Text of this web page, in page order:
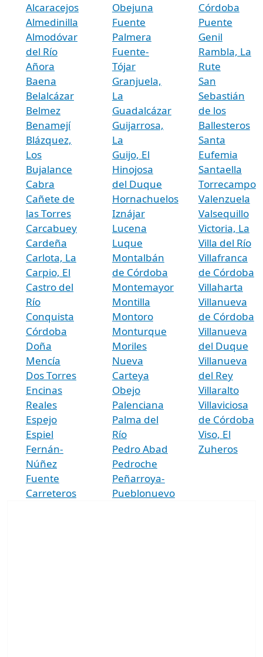
Alcaracejos
Almedinilla
Almodóvar
del Río
Añora
Baena
Belalcázar
Belmez
Benamejí
Blázquez,
Los
Bujalance
Cabra
Cañete de
las Torres
Carcabuey
Cardeña
Carlota, La
Carpio, El
Castro del
Río
Conquista
Córdoba
Doña
Mencía
Dos Torres
Encinas
Reales
Espejo
Espiel
Fernán-
Núñez
Fuente
Carreteros
Obejuna
Fuente
Palmera
Fuente-
Tójar
Granjuela,
La
Guadalcázar
Guijarrosa,
La
Guijo, El
Hinojosa
del Duque
Hornachuelos
Iznájar
Lucena
Luque
Montalbán
de Córdoba
Montemayor
Montilla
Montoro
Monturque
Moriles
Nueva
Carteya
Obejo
Palenciana
Palma del
Río
Pedro Abad
Pedroche
Peñarroya-
Pueblonuevo
Córdoba
Puente
Genil
Rambla, La
Rute
San
Sebastián
de los
Ballesteros
Santa
Eufemia
Santaella
Torrecampo
Valenzuela
Valsequillo
Victoria, La
Villa del Río
Villafranca
de Córdoba
Villaharta
Villanueva
de Córdoba
Villanueva
del Duque
Villanueva
del Rey
Villaralto
Villaviciosa
de Córdoba
Viso, El
Zuheros